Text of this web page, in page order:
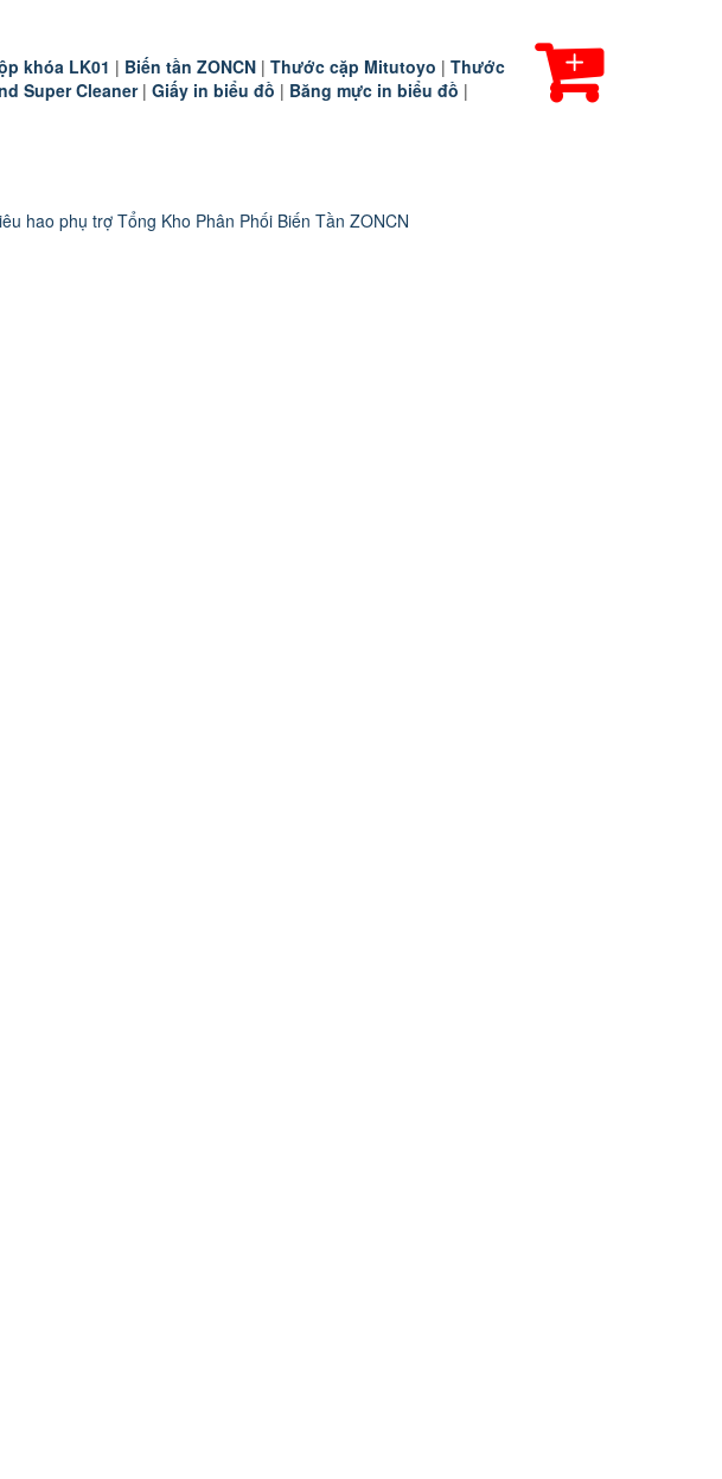
khóa LK01 | Biến tần ZONCN | Thước cặp Mitutoyo | Thước
Super Cleaner| Giấy in biểu đồ | Băng mực in biểu đồ |
hao phụ trợ Tổng Kho Phân Phối Biến Tần ZONCN